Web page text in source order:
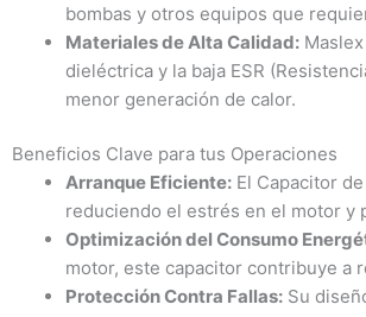
bombas y otros equipos que
Materiales de Alta Calidad:
dieléctrica y la baja ESR
menor generación de calor.
Beneficios Clave para tus Operaciones
Arranque Eficiente: El Capacitor
reduciendo el estrés en el motor y
Optimización del Consumo
motor, este capacitor contribuye a
Protección Contra Fallas: Su